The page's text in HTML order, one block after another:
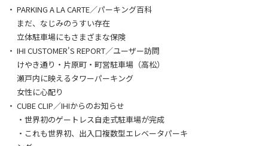
PARKING A LA CARTE／パーキング百科
まだ、なじみのうすい存在
立体駐車場にもさまざまな保険
IHI CUSTOMER'S REPORT／ユーザー訪問
けやき通り・片原町・町営駐車場（高松）
瀬戸内に映えるタワーパーキング
女性に心配り
CUBE CLIP／IHIからのお知らせ
・世界初のゲートレス自走式駐車場が完成
・これも世界初、出入口複数型エレベータパーキ